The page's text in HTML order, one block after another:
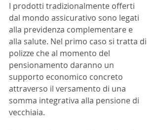
I prodotti tradizionalmente offerti
dal mondo assicurativo sono legati
alla previdenza complementare e
alla salute. Nel primo caso si tratta di
polizze che al momento del
pensionamento daranno un
supporto economico concreto
attraverso il versamento di una
somma integrativa alla pensione di
vecchiaia.